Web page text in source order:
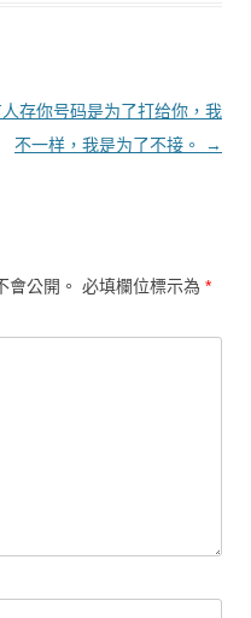
存你号码是为了打给你，我
不一样，我是为了不接。
→
會公開。 必填欄位標示為 *